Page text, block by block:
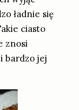
ładnie się
ciasto
znosi
bardzo jej